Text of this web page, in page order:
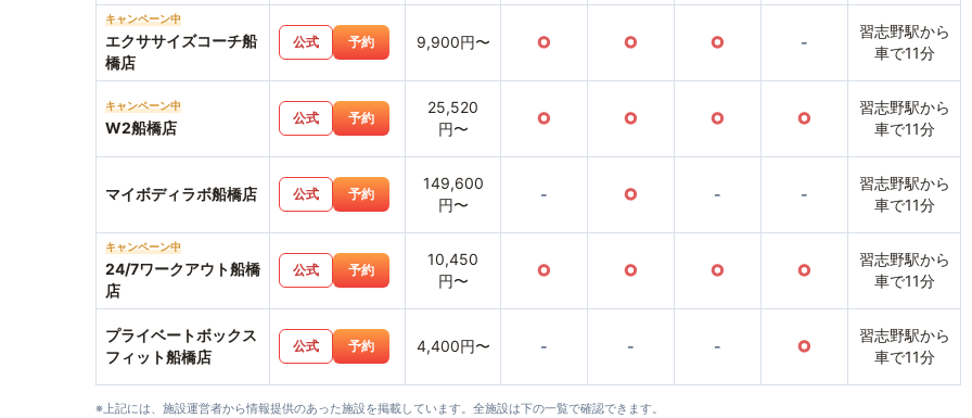
キャンペーン中
エクササイズコーチ船
橋店
公式 予約 9,900円〜 ○ ○ ○ -
習志野駅から
車で11分
キャンペーン中
W2船橋店
公式 予約
25,520
円〜
○ ○ ○ ○
習志野駅から
車で11分
マイボディラボ船橋店 公式 予約
149,600
円〜
- ○ - -
習志野駅から
車で11分
キャンペーン中
24/7ワークアウト船橋
店
公式 予約
10,450
円〜
○ ○ ○ ○
習志野駅から
車で11分
プライベートボックス
フィット船橋店
公式 予約 4,400円〜 - - - ○
習志野駅から
車で11分
※上記には、施設運営者から情報提供のあった施設を掲載しています。全施設は下の一覧で確認できます。